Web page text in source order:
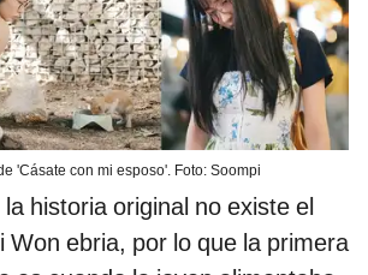
'Cásate con mi esposo'. Foto: Soompi
historia original no existe el
Won ebria, por lo que la primera